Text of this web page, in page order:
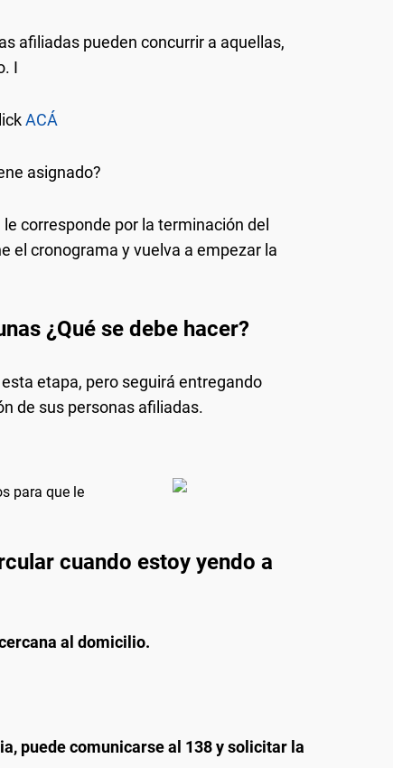
afiliadas pueden concurrir a aquellas,
I
ACÁ
asignado?
corresponde por la terminación del
el cronograma y vuelva a empezar la
¿Qué se debe hacer?
etapa, pero seguirá entregando
de sus personas afiliadas.
para que le
cuando estoy yendo a
al domicilio.
puede comunicarse al 138 y solicitar la